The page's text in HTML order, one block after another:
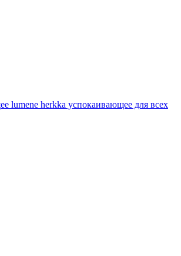
lumene herkka успокаивающее для всех